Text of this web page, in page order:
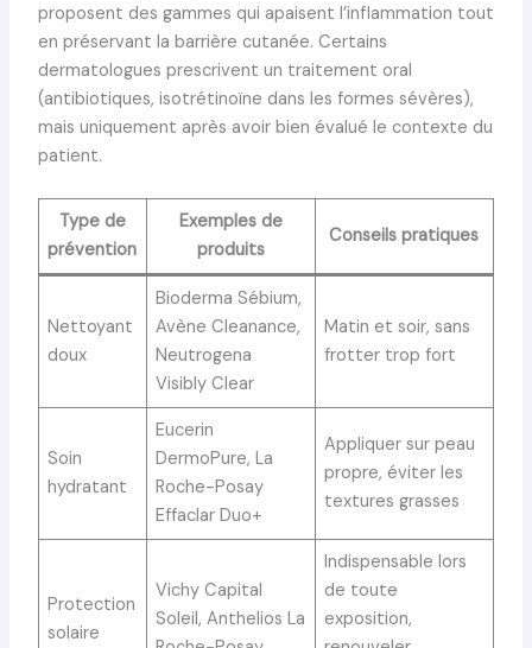
proposent des gammes qui apaisent l’inflammation tout
en préservant la barrière cutanée. Certains
dermatologues prescrivent un traitement oral
(antibiotiques, isotrétinoïne dans les formes sévères),
mais uniquement après avoir bien évalué le contexte du
patient.
Type de
prévention
Exemples de
produits
Conseils pratiques
Nettoyant
doux
Bioderma Sébium,
Avène Cleanance,
Neutrogena
Visibly Clear
Matin et soir, sans
frotter trop fort
Soin
hydratant
Eucerin
DermoPure, La
Roche-Posay
Effaclar Duo+
Appliquer sur peau
propre, éviter les
textures grasses
Protection
solaire
Vichy Capital
Soleil, Anthelios La
Indispensable lors
de toute
exposition,